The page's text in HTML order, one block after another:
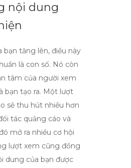
nội dung
bạn tăng lên, điều này
là con số. Nó còn
tâm của người xem
bạn tạo ra. Một lượt
sẽ thu hút nhiều hơn
tác quảng cáo và
mở ra nhiều cơ hội
lượt xem cũng đồng
dung của bạn được